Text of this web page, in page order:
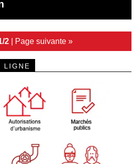
2| Page suivante »
LIGNE